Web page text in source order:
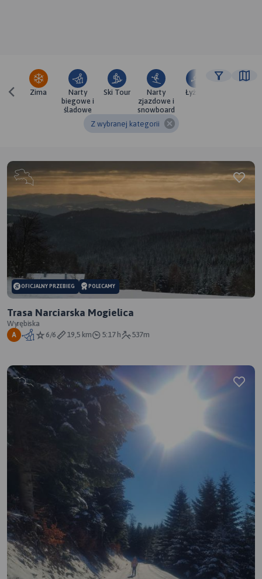
Zima
Narty
biegowe i
śladowe
Ski Tour
Narty
zjazdowe i
snowboard
Łyżwy
Z wybranej kategorii
OFICJALNY PRZEBIEG POLECAMY
Trasa Narciarska Mogielica
Wyrębiska
A 6/6 19,5 km 5:17 h 537m